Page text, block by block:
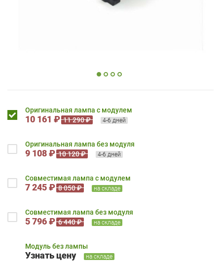
Оригинальная лампа с модулем
10 161 ₽ 11 290 ₽ 4-6 дней
Оригинальная лампа без модуля
9 108 ₽ 10 120 ₽ 4-6 дней
Совместимая лампа с модулем
7 245 ₽ 8 050 ₽ на складе
Совместимая лампа без модуля
5 796 ₽ 6 440 ₽ на складе
Модуль без лампы
Узнать цену на складе